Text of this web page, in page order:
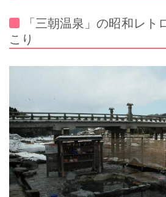
「三朝温泉」の昭和レト
こり